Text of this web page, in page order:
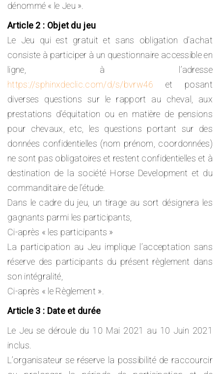
dénommé « le Jeu ».
Article 2 : Objet du jeu
Le Jeu qui est gratuit et sans obligation d’achat
consiste à participer à un questionnaire accessible en
ligne, à l’adresse
https://sphinxdeclic.com/d/s/bvrw46 et posant
diverses questions sur le rapport au cheval, aux
prestations d’équitation ou en matière de pensions
pour chevaux, etc, les questions portant sur des
données confidentielles (nom prénom, coordonnées)
ne sont pas obligatoires et restent confidentielles et à
destination de la société Horse Development et du
commanditaire de l’étude.
Dans le cadre du jeu, un tirage au sort désignera les
gagnants parmi les participants,
Ci-après « les participants »
La participation au Jeu implique l’acceptation sans
réserve des participants du présent règlement dans
son intégralité,
Ci-après « le Règlement ».
Article 3 : Date et durée
Le Jeu se déroule du 10 Mai 2021 au 10 Juin 2021
inclus.
L’organisateur se réserve la possibilité de raccourcir